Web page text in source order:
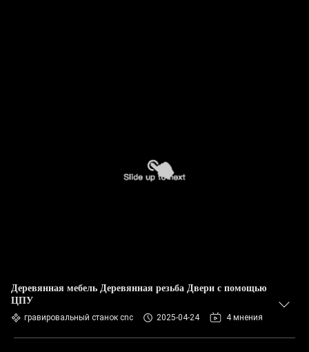
Деревянная мебель Деревянная резьба Двери с помощью
ЦПУ
гравировальный станок cnc 2025-04-24 4 мнения